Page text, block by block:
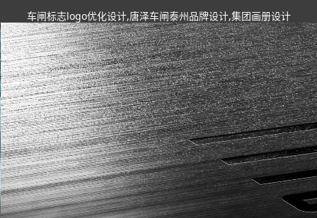
车闸标志logo优化设计,唐泽车闸泰州品牌设计,集团画册设计